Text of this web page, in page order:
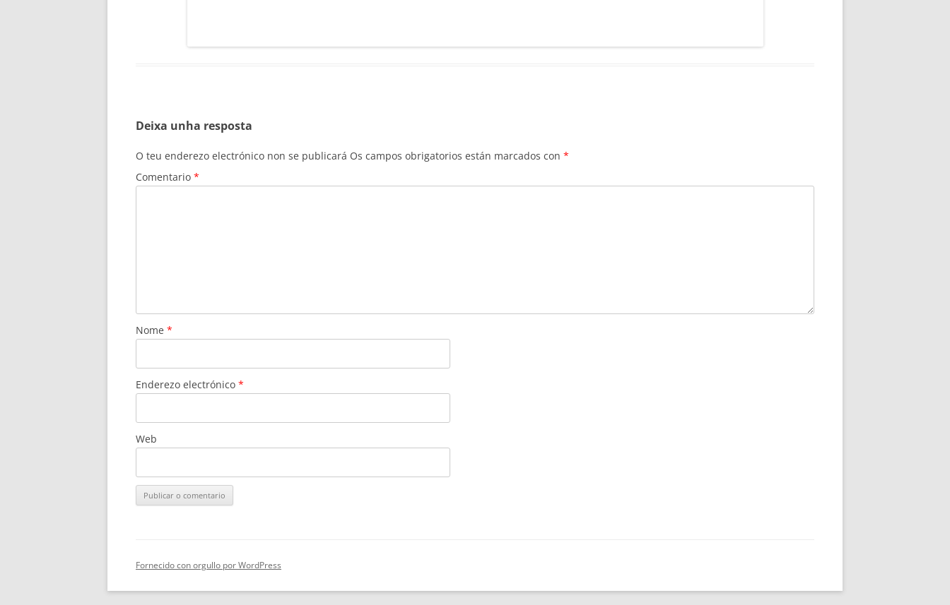
Deixa unha resposta
O teu enderezo electrónico non se publicará Os campos obrigatorios están marcados con *
Comentario *
Nome *
Enderezo electrónico *
Web
Fornecido con orgullo por WordPress